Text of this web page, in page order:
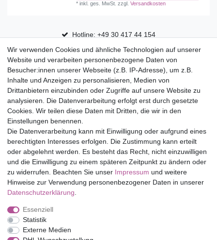
*inkl. ges. MwSt. zzgl.Versandkosten
Hotline: +49 30 417 44 154
30 Tage Rückgaberecht
Versandfrei ab 75 € in Deutschland
Top Marken
Eduplay
Folia Bringmann
Shop
Mein Konto
Service
Versandkosten
Impressum
Wir verwenden Cookies und ähnliche Technologien auf unserer
Website und verarbeiten personenbezogene Daten von
Besucher:innen unserer Webseite (z.B. IP-Adresse), um z.B.
Inhalte und Anzeigen zu personalisieren, Medien von
Drittanbietern einzubinden oder Zugriffe auf unsere Website zu
analysieren. Die Datenverarbeitung erfolgt erst durch gesetzte
Cookies. Wir teilen diese Daten mit Dritten, die wir in den
Einstellungen benennen.
Die Datenverarbeitung kann mit Einwilligung oder aufgrund eines
berechtigten Interesses erfolgen. Die Zustimmung kann erteilt
oder abgelehnt werden. Es besteht das Recht, nicht einzuwilligen
und die Einwilligung zu einem späteren Zeitpunkt zu ändern oder
zu widerrufen. Beachten Sie unser Impressum und weitere
Hinweise zur Verwendung personenbezogener Daten in unserer
Daten­schutz­erklärung
Essenziell
Statistik
Externe Medien